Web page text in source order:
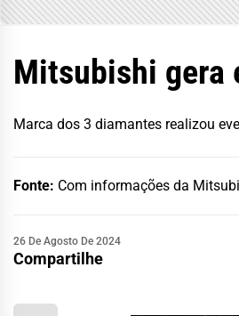
Mitsubishi gera
Marca dos 3 diamantes realizou
Fonte: Com informações da
26 De Agosto De 2024
Compartilhe